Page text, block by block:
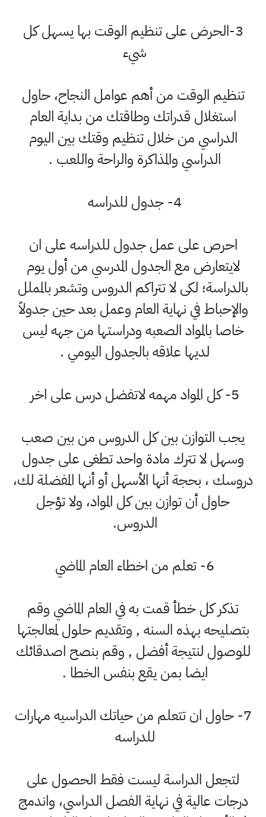
3-الحرض على تنظيم الوقت بها يسهل كل
شيء
تنظيم الوقت من أهم عوامل النجاح، حاول
استغلال قدراتك وطاقتك من بداية العام
الدراسي من خلال تنظيم وقتك بين اليوم
الدراسي والمذاكرة والراحة واللعب .
4- جدول للدراسه
احرص على عمل جدول للدراسه على ان
لايتعارض مع الجدول المدرسي من أول يوم
بالدراسة؛ لكى لا تتراكم الدروس وتشعر بالمملل
والإحباط في نهاية العام وعمل بعد حين جدولاً
خاصا بالمواد الصعبه ودراستها من جهه ليس
لديها علاقه بالجدول اليومي .
5- كل المواد مهمه لاتفضل درس على اخر
يجب التوازن بين كل الدروس من بين صعب
وسهل لا تترك مادة واحد تطغى على جدول
دروسك ، بحجة أنها الأسهل أو أنها المفضلة لك،
حاول أن توازن بين كل المواد، ولا تؤجل
الدروس.
6- تعلم من اخطاء العام الماضي
تذكر كل خطأ قمت به في العام الماضي وقم
بتصليحه بهذه السنه , وتقديم حلول لمعالجتها
للوصول لنتيجة أفضل , وقم بنصح اصدقائك
ايضا بمن يقع بنفس الخطا .
7- حاول ان تتعلم من حياتك الدراسيه مهارات
للدراسه
لتجعل الدراسة ليست فقط الحصول على
درجات عالية في نهاية الفصل الدراسي، واندمج